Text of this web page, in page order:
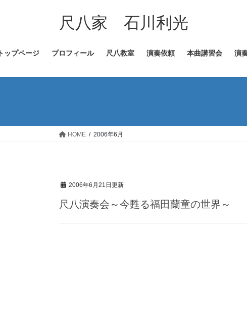
ツ
ス
シ
ン
尺八家 石川利光
ップページ プロフィール 尺八教室 演奏依頼 本曲講習会 演
HOME 2006年6月
2006年6月21日更新
尺八演奏会～今甦る福田蘭童の世界～